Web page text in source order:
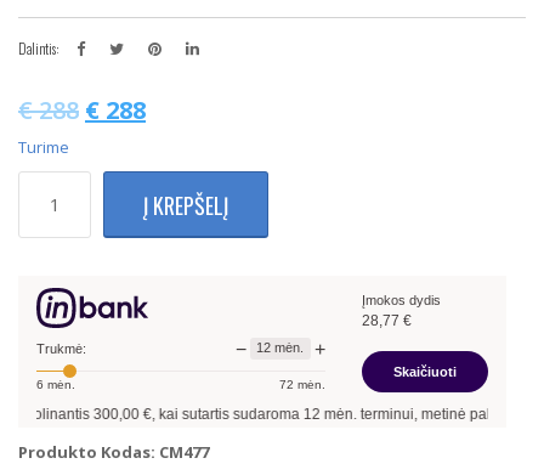
Dalintis:
€288 € 288
Turime
kiekis:
W211
CLS
W219
Multimedija
navigacija
(Android
Į KREPŠELĮ
Trukmė: − 12 mėn. +
6 mėn. 72 mėn.
Įmokos dydis
28,77 €
Skaičiuoti
300,00€, kai sutartis sudaroma12mėn. terminui, metinė palūkanų
Produkto Kodas: CM477